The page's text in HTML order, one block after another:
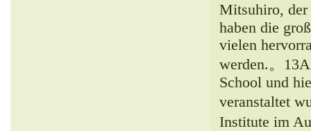
Mitsuhiro, der
haben die
vielen
werden.。
School und
veranstaltet
Institute im